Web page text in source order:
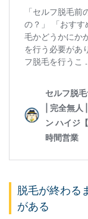
脱毛が終わる
がある